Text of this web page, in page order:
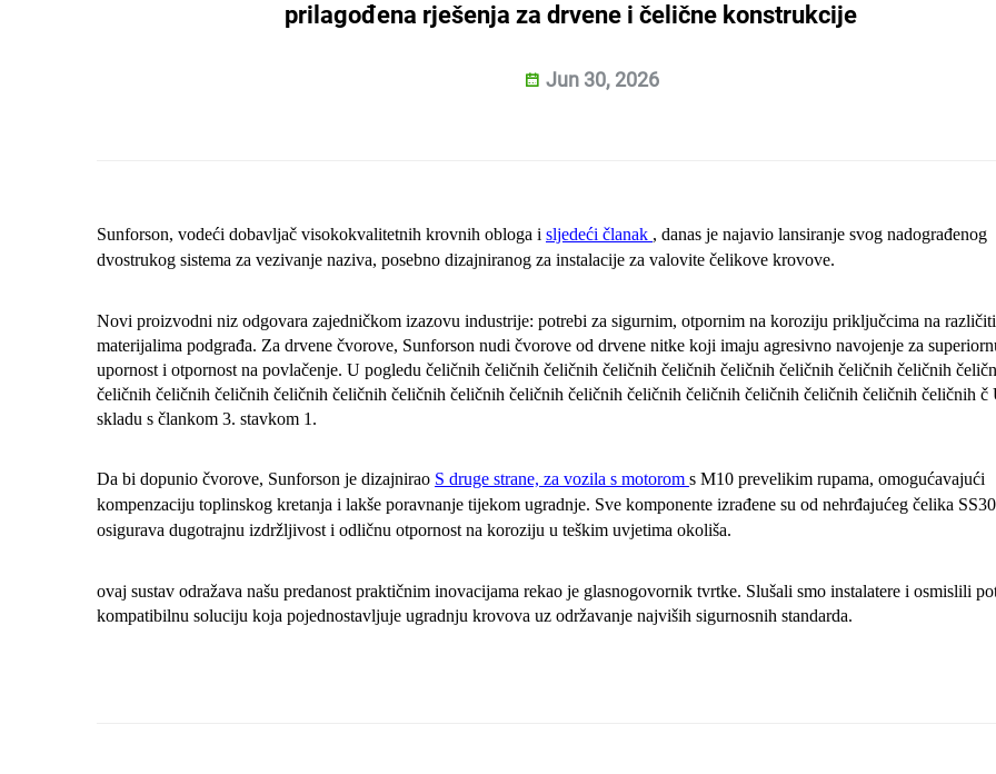
prilagođena rješenja za drvene i čelične konstrukcije
Jun 30, 2026
Sunforson, vodeći dobavljač visokokvalitetnih krovnih obloga i sljedeći članak , danas je najavio lansiranje svog nadograđenog
dvostrukog sistema za vezivanje naziva, posebno dizajniranog za instalacije za valovite čelikove krovove.
Novi proizvodni niz odgovara zajedničkom izazovu industrije: potrebi za sigurnim, otpornim na koroziju priključcima na
materijalima podgrađa. Za drvene čvorove, Sunforson nudi čvorove od drvene nitke koji imaju agresivno navojenje za
upornost i otpornost na povlačenje. U pogledu čeličnih čeličnih čeličnih čeličnih čeličnih čeličnih čeličnih čeličnih čeličnih
čeličnih čeličnih čeličnih čeličnih čeličnih čeličnih čeličnih čeličnih čeličnih čeličnih čeličnih čeličnih čeličnih čeličnih čeličnih č
skladu s člankom 3. stavkom 1.
Da bi dopunio čvorove, Sunforson je dizajnirao S druge strane, za vozila s motorom s M10 prevelikim rupama, omogućavajući
kompenzaciju toplinskog kretanja i lakše poravnanje tijekom ugradnje. Sve komponente izrađene su od nehrđajućeg čelika
osigurava dugotrajnu izdržljivost i odličnu otpornost na koroziju u teškim uvjetima okoliša.
ovaj sustav odražava našu predanost praktičnim inovacijama rekao je glasnogovornik tvrtke. Slušali smo instalatere i osmislili
kompatibilnu soluciju koja pojednostavljuje ugradnju krovova uz održavanje najviših sigurnosnih standarda.